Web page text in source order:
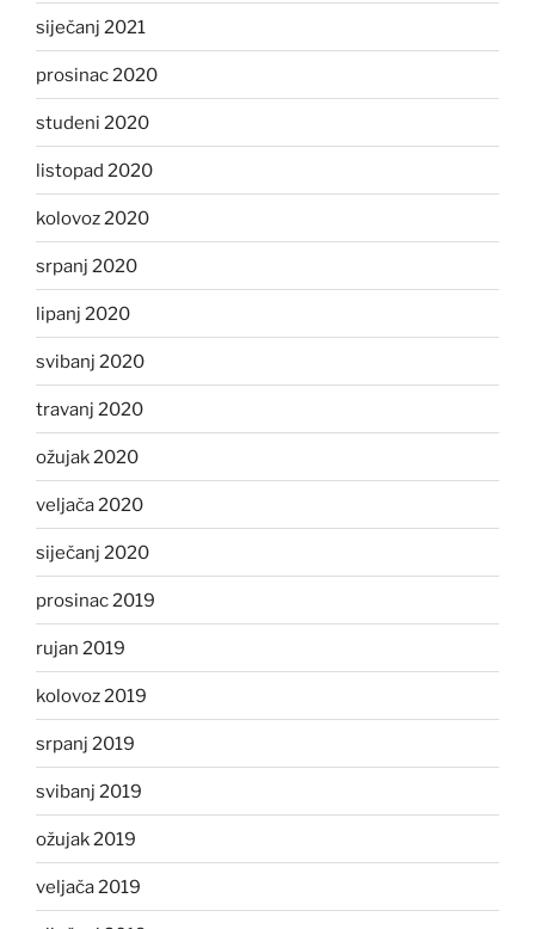
siječanj 2021
prosinac 2020
studeni 2020
listopad 2020
kolovoz 2020
srpanj 2020
lipanj 2020
svibanj 2020
travanj 2020
ožujak 2020
veljača 2020
siječanj 2020
prosinac 2019
rujan 2019
kolovoz 2019
srpanj 2019
svibanj 2019
ožujak 2019
veljača 2019